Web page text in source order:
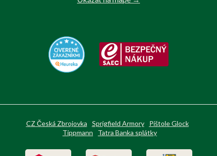
CZ Česká Zbrojovka Sprigfield Armory
Pištole Glock
Tippmann
Tatra Banka splátky